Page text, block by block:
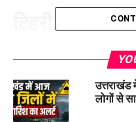
टिहरी में CS ने
मुख्य सचिव ने पेयजल,
की नियमित निगरानी सुनिश्चित
में बढ़ती आवश्यकताओं को ध्यान
उत्तराखंड
लोगों से